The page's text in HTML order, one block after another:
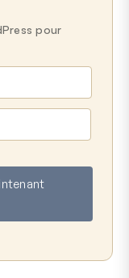
pour